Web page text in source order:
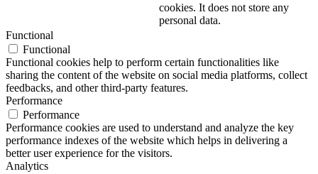
cookies. It does not store any
personal data.
Functional
Functional
Functional cookies help to perform certain functionalities like
sharing the content of the website on social media platforms, collect
feedbacks, and other third-party features.
Performance
Performance
Performance cookies are used to understand and analyze the key
performance indexes of the website which helps in delivering a
better user experience for the visitors.
Analytics